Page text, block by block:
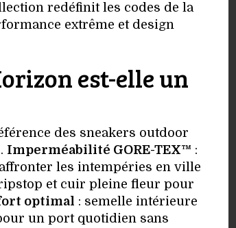
redéfinit les codes de la
extrême et design
est-elle un
des sneakers outdoor
Imperméabilité GORE-TEX™ :
les intempéries en ville
et cuir pleine fleur pour
optimal : semelle intérieure
un port quotidien sans